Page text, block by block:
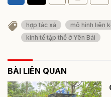
hợp tác xã
mô hình liên
kinh tế tập thể ở Yên Bái
BÀI LIÊN QUAN